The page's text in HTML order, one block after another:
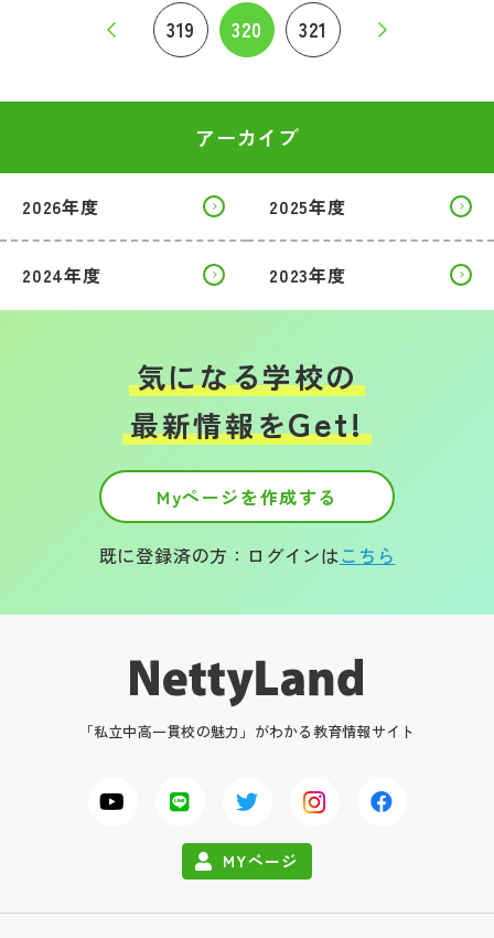
319 320 321
アーカイブ
2026年度 2025年度
2024年度 2023年度
気になる学校の
最新情報をGet!
Myページを作成する
既に登録済の方：ログインはこちら
「私立中高一貫校の魅力」がわかる教育情報サイト
MYページ